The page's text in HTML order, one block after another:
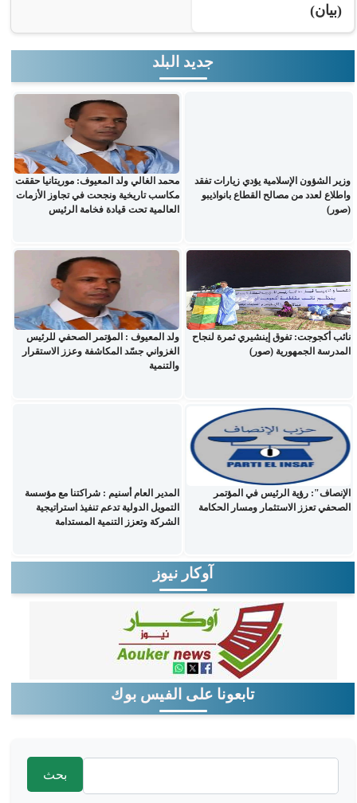
(بيان)
جديد البلد
وزير الشؤون الإسلامية يؤدي زيارات تفقد
واطلاع لعدد من مصالح القطاع بانواذيبو
(صور)
محمد الغالي ولد المعيوف: موريتانيا حققت
مكاسب تاريخية ونجحت في تجاوز الأزمات
العالمية تحت قيادة فخامة الرئيس
نائب أكجوجت: تفوق إينشيري ثمرة لنجاح
المدرسة الجمهورية (صور)
ولد المعيوف : المؤتمر الصحفي للرئيس
الغزواني جسّد المكاشفة وعزز الاستقرار
والتنمية
الإنصاف": رؤية الرئيس في المؤتمر
الصحفي تعزز الاستثمار ومسار الحكامة
المدير العام أسنيم : شراكتنا مع مؤسسة
التمويل الدولية تدعم تنفيذ استراتيجية
الشركة وتعزز التنمية المستدامة
آوكار نيوز
تابعونا على الفيس بوك
‏بحث ‏